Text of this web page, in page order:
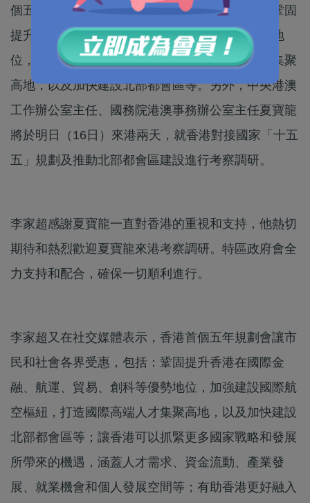
個五年規劃是歷史性的一步，有重大意義，包括鞏固
提升香港在國際金融、航運、貿易、創科等優勢地
位，加強建設國際航空樞紐，打造國際高端人才集聚
高地，以及加快建設北部都會區等。另外，中央港澳
工作辦公室主任、國務院港澳事務辦公室主任夏寶龍
將於明日（16日）來港兩天，就香港對接國家「十五
五」規劃及推動北部都會區建設進行考察調研。
李家超感謝夏寶龍一直對香港的重視和支持，他熱切
期待和熱烈歡迎夏寶龍來港考察調研。特區政府會全
力支持和配合，確保一切順利進行。
李家超又在社交媒體表示，香港首個五年規劃會讓市
民和社會各界受惠，包括：鞏固提升香港在國際金
融、航運、貿易、創科等優勢地位，加強建設國際航
空樞紐，打造國際高端人才集聚高地，以及加快建設
北部都會區等；讓香港可以抓緊更多國家戰略和發展
所帶來的機遇，涵蓋人才需求、資金流動、產業發
展、就業機會和個人發展空間等；有助香港更好融入